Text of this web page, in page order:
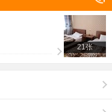
21张